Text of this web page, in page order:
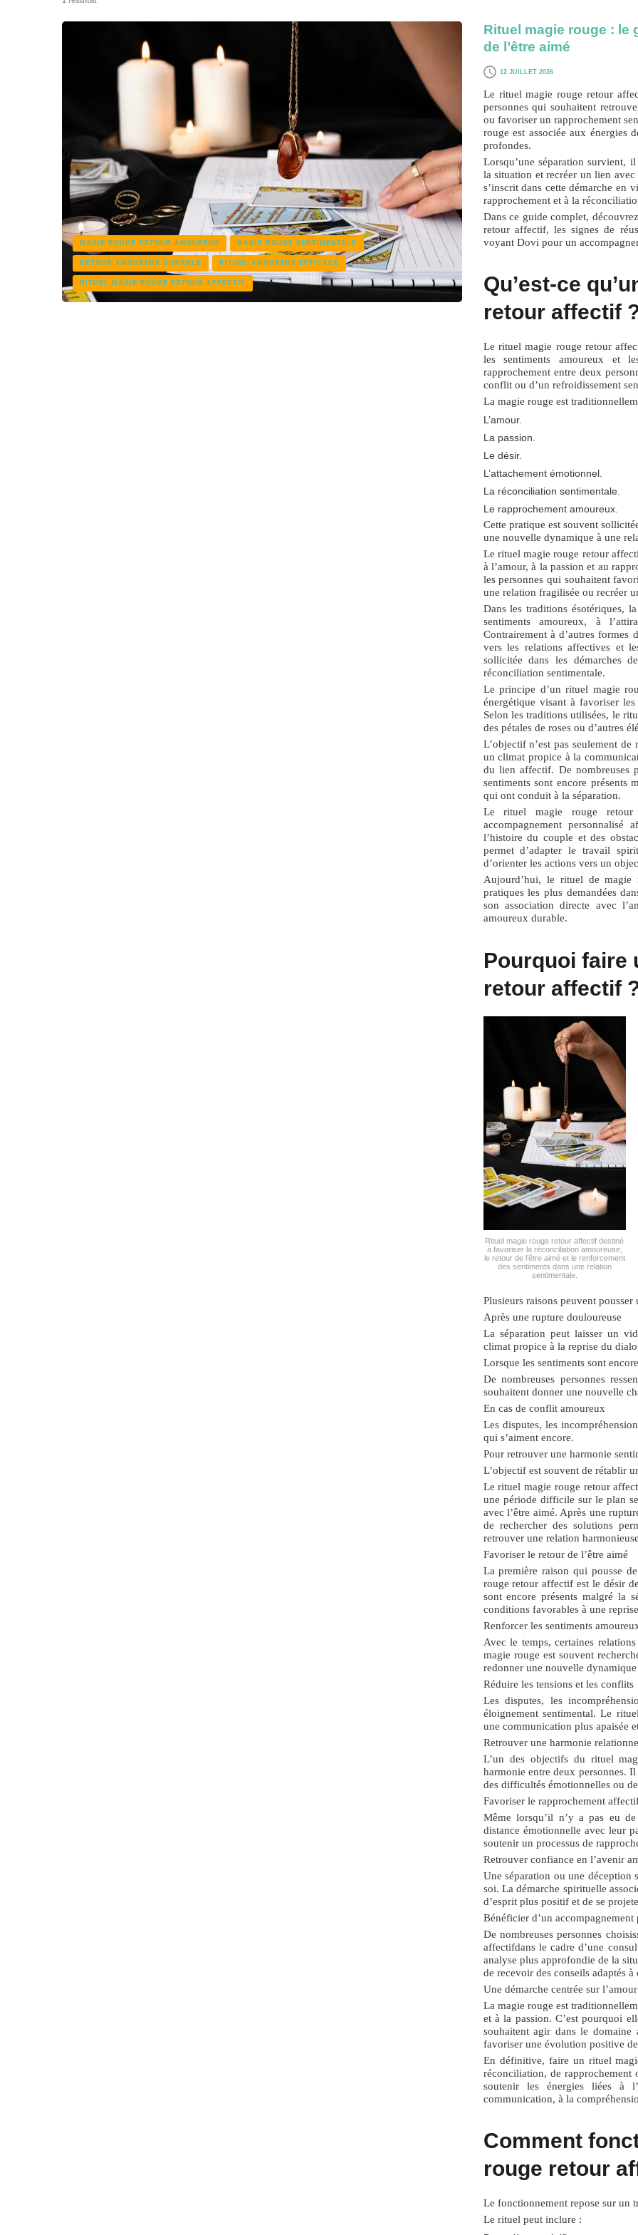
MAGIE ROUGE RETOUR AMOUREUX MAGIE ROUGE SENTIMENTALE
RETOUR AMOUREUX DURABLE RITUEL AMOUREUX EFFICACE
RITUEL MAGIE ROUGE RETOUR AFFECTIF
Rituel magie rouge : le
de l’être aimé
12 JUILLET 2026
Le rituel magie rouge retour
personnes qui souhaitent
ou favoriser un rapprochement
rouge est associée aux énergies
profondes.
Lorsqu’une séparation survient,
la situation et recréer un lien
s’inscrit dans cette démarche en
rapprochement et à la
Dans ce guide complet,
retour affectif, les signes de
voyant Dovi pour un
Qu’est-ce
retour affectif
Le rituel magie rouge retour
les sentiments amoureux et
rapprochement entre deux
conflit ou d’un refroidissement
La magie rouge est
L’amour.
La passion.
Le désir.
L’attachement émotionnel.
La réconciliation sentimentale.
Le rapprochement amoureux.
Cette pratique est souvent
une nouvelle dynamique à une
Le rituel magie rouge retour
à l’amour, à la passion et au
les personnes qui souhaitent
une relation fragilisée ou recréer
Dans les traditions ésotériques,
sentiments amoureux, à
Contrairement à d’autres formes
vers les relations affectives et
sollicitée dans les démarches
réconciliation sentimentale.
Le principe d’unrituel magie
énergétique visant à favoriser
Selon les traditions utilisées, le
des pétales de roses ou d’autres
L’objectif n’est pas seulement
un climat propice à la
du lien affectif. De nombreuses
sentiments sont encore présents
qui ont conduit à la séparation.
Lerituel magie rouge retour
accompagnement
l’histoire du couple et des
permet d’adapter le travail
d’orienter les actions vers un
Aujourd’hui, le rituel de magie
pratiques les plus demandées
son association directe avec
amoureux durable.
Pourquoi faire
retour affectif
Rituel magie rouge retour affectif destiné
à favoriser la réconciliation amoureuse,
le retour de l’être aimé et le renforcement
des sentiments dans une relation
sentimentale.
Plusieurs raisons peuvent
Après une rupture douloureuse
La séparation peut laisser un
climat propice à la reprise du
Lorsque les sentiments sont
De nombreuses personnes
souhaitent donner une nouvelle
En cas de conflit amoureux
Les disputes, les
qui s’aiment encore.
Pour retrouver une harmonie
L’objectif est souvent de rétablir
Lerituel magie rouge retour
une période difficile sur le plan
avec l’être aimé. Après une
de rechercher des solutions
retrouver une relation
Favoriser le retour de l’être aimé
La première raison qui pousse
rouge retour affectif est le désir
sont encore présents malgré la
conditions favorables à une
Renforcer les sentiments
Avec le temps, certaines
magie rouge est souvent
redonner une nouvelle
Réduire les tensions et les conflits
Les disputes, les
éloignement sentimental. Le
une communication plus apaisée
Retrouver une harmonie
L’un des objectifs du rituel
harmonie entre deux personnes.
des difficultés émotionnelles ou
Favoriser le rapprochement
Même lorsqu’il n’y a pas eu
distance émotionnelle avec leur
soutenir un processus de
Retrouver confiance en l’avenir
Une séparation ou une déception
soi. La démarche spirituelle
d’esprit plus positif et de se
Bénéficier d’un accompagnement
De nombreuses personnes
affectifdans le cadre d’une
analyse plus approfondie de la
de recevoir des conseils adaptés
Une démarche centrée sur
La magie rouge est
et à la passion. C’est pourquoi
souhaitent agir dans le
favoriser une évolution positive
En définitive, faire un rituel
réconciliation, de rapprochement
soutenir les énergies liées à
communication, à la
Comment
rouge retour
Le fonctionnement repose sur un
Le rituel peut inclure :